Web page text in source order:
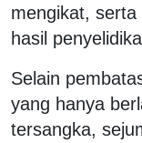
mengikat,
hasil
Selain
yang hanya
tersangka,